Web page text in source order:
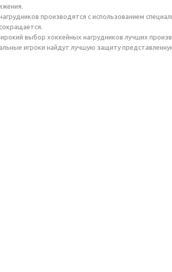
производятся с использованием
выбор хоккейных нагрудников лучших
игроки найдут лучшую защиту